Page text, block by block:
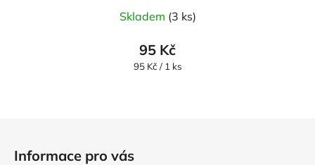
Skladem (3 ks)
95 Kč
Měrná
95 Kč / 1 ks
Informace pro vás